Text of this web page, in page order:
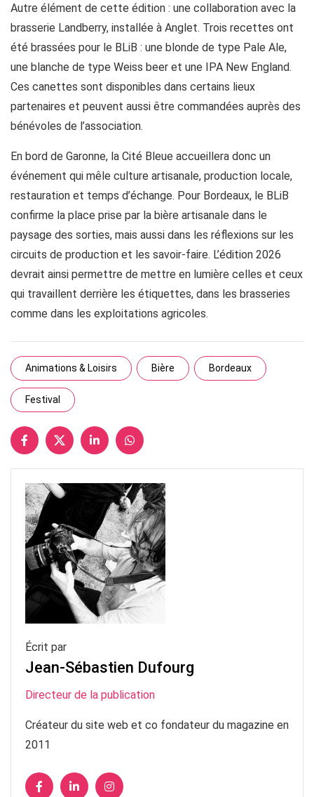
Autre élément de cette édition : une collaboration avec la
brasserie Landberry, installée à Anglet. Trois recettes ont
été brassées pour le BLiB : une blonde de type Pale Ale,
une blanche de type Weiss beer et une IPA New England.
Ces canettes sont disponibles dans certains lieux
partenaires et peuvent aussi être commandées auprès des
bénévoles de l’association.
En bord de Garonne, la Cité Bleue accueillera donc un
événement qui mêle culture artisanale, production locale,
restauration et temps d’échange. Pour Bordeaux, le BLiB
confirme la place prise par la bière artisanale dans le
paysage des sorties, mais aussi dans les réflexions sur les
circuits de production et les savoir-faire. L’édition 2026
devrait ainsi permettre de mettre en lumière celles et ceux
qui travaillent derrière les étiquettes, dans les brasseries
comme dans les exploitations agricoles.
Animations & Loisirs Bière Bordeaux
Festival
Écrit par
Jean-Sébastien Dufourg
Directeur de la publication
Créateur du site web et co fondateur du magazine en
2011